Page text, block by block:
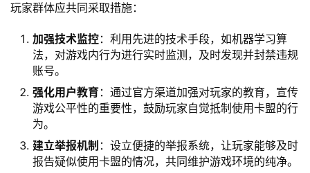
玩家群体应共同采取措施：
加强技术监控：利用先进的技术手段，如机器学习算
法，对游戏内行为进行实时监测，及时发现并封禁违规
账号。
强化用户教育：通过官方渠道加强对玩家的教育，宣传
游戏公平性的重要性，鼓励玩家自觉抵制使用卡盟的行
为。
建立举报机制 ：设立便捷的举报系统，让玩家能够及时
报告疑似使用卡盟的情况，共同维护游戏环境的纯净。